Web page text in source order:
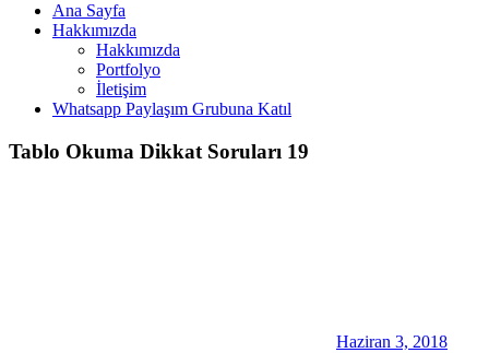
Ana Sayfa
Hakkımızda
Hakkımızda
Portfolyo
İletişim
Whatsapp Paylaşım Grubuna Katıl
Tablo Okuma Dikkat Soruları 19
Haziran 3, 2018